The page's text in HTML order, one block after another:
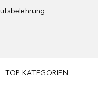
TOP KATEGORIEN